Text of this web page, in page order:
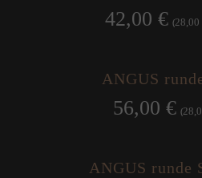
42,00 € (28,00
ANGUS
56,00€ (
ANGUS runde